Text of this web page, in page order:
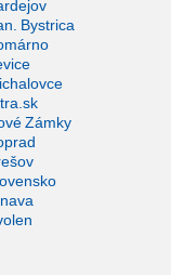
Bystrica
Zámky